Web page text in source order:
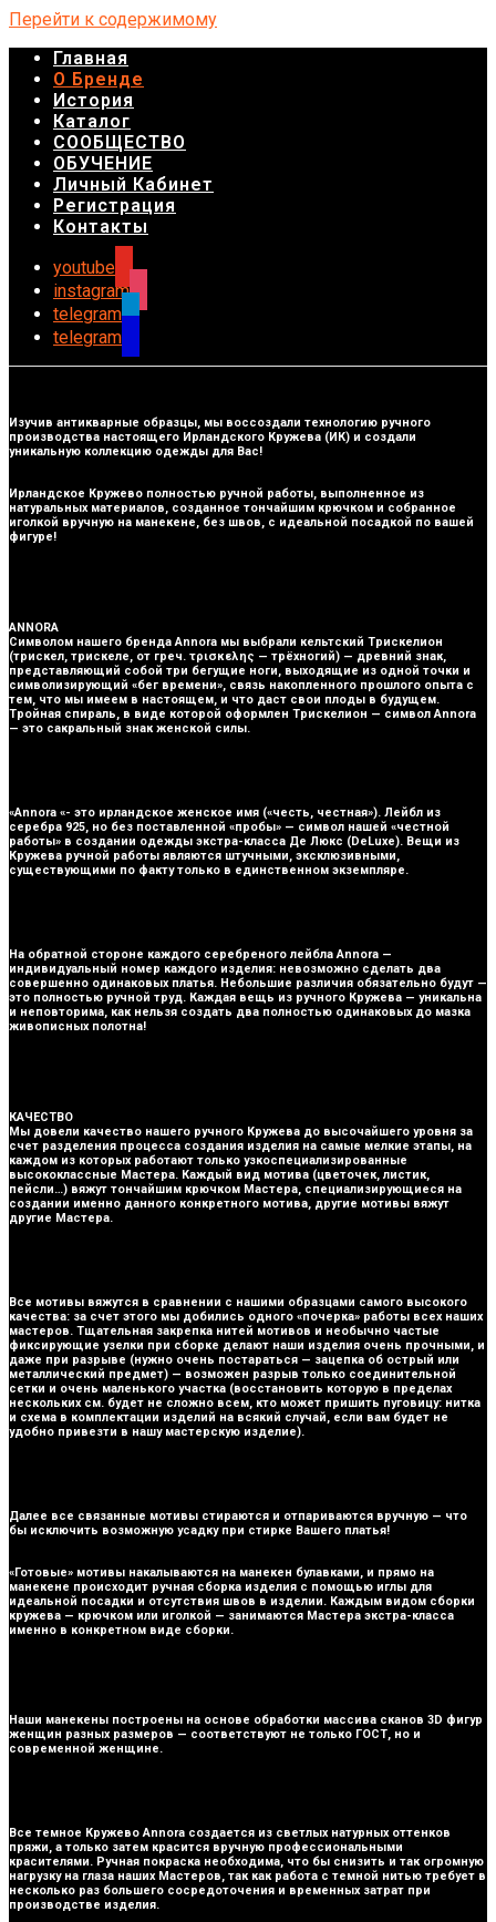
Перейти к содержимому
Главная
О Бренде
История
Каталог
СООБЩЕСТВО
ОБУЧЕНИЕ
Личный Кабинет
Регистрация
Контакты
youtube
instagram
telegram
telegram
Изучив антикварные образцы, мы воссоздали технологию ручного
производства настоящего Ирландского Кружева (ИК) и создали
уникальную коллекцию одежды для Вас!
Ирландское Кружево полностью ручной работы, выполненное из
натуральных материалов, созданное тончайшим крючком и собранное
иголкой вручную на манекене, без швов, с идеальной посадкой по вашей
фигуре!
ANNORA
Символом нашего бренда Annora мы выбрали кельтский Трискелион
(трискел, трискеле, от греч. τρισκελης — трёхногий) — древний знак,
представляющий собой три бегущие ноги, выходящие из одной точки и
символизирующий «бег времени», связь накопленного прошлого опыта с
тем, что мы имеем в настоящем, и что даст свои плоды в будущем.
Тройная спираль, в виде которой оформлен Трискелион — символ Annora
— это сакральный знак женской силы.
«Annora «- это ирландское женское имя («честь, честная»). Лейбл из
серебра 925, но без поставленной «пробы» — символ нашей «честной
работы» в создании одежды экстра-класса Де Люкс (DeLuxe). Вещи из
Кружева ручной работы являются штучными, эксклюзивными,
существующими по факту только в единственном экземпляре.
На обратной стороне каждого серебреного лейбла Annora —
индивидуальный номер каждого изделия: невозможно сделать два
совершенно одинаковых платья. Небольшие различия обязательно будут —
это полностью ручной труд. Каждая вещь из ручного Кружева — уникальна
и неповторима, как нельзя создать два полностью одинаковых до мазка
живописных полотна!
КАЧЕСТВО
Мы довели качество нашего ручного Кружева до высочайшего уровня за
счет разделения процесса создания изделия на самые мелкие этапы, на
каждом из которых работают только узкоспециализированные
высококлассные Мастера. Каждый вид мотива (цветочек, листик,
пейсли…) вяжут тончайшим крючком Мастера, специализирующиеся на
создании именно данного конкретного мотива, другие мотивы вяжут
другие Мастера.
Все мотивы вяжутся в сравнении с нашими образцами самого высокого
качества: за счет этого мы добились одного «почерка» работы всех наших
мастеров. Тщательная закрепка нитей мотивов и необычно частые
фиксирующие узелки при сборке делают наши изделия очень прочными, и
даже при разрыве (нужно очень постараться — зацепка об острый или
металлический предмет) — возможен разрыв только соединительной
сетки и очень маленького участка (восстановить которую в пределах
нескольких см. будет не сложно всем, кто может пришить пуговицу: нитка
и схема в комплектации изделий на всякий случай, если вам будет не
удобно привезти в нашу мастерскую изделие).
Далее все связанные мотивы стираются и отпариваются вручную — что
бы исключить возможную усадку при стирке Вашего платья!
«Готовые» мотивы накалываются на манекен булавками, и прямо на
манекене происходит ручная сборка изделия с помощью иглы для
идеальной посадки и отсутствия швов в изделии. Каждым видом сборки
кружева — крючком или иголкой — занимаются Мастера экстра-класса
именно в конкретном виде сборки.
Наши манекены построены на основе обработки массива сканов 3D фигур
женщин разных размеров — соответствуют не только ГОСТ, но и
современной женщине.
Все темное Кружево Annora создается из светлых натурных оттенков
пряжи, а только затем красится вручную профессиональными
красителями. Ручная покраска необходима, что бы снизить и так огромную
нагрузку на глаза наших Мастеров, так как работа с темной нитью требует в
несколько раз большего сосредоточения и временных затрат при
производстве изделия.